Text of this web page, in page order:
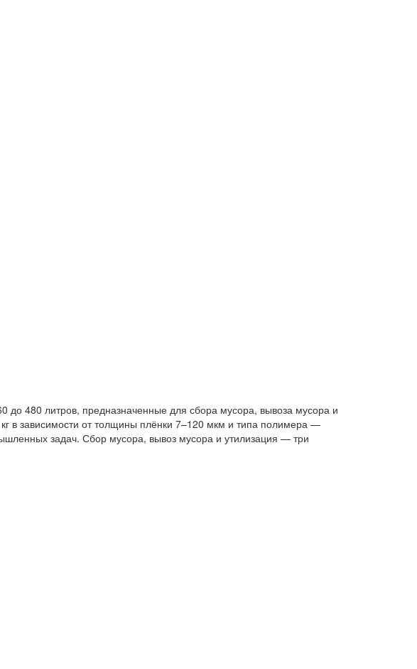
480 литров, предназначенные для сбора мусора, вывоза мусора и
в зависимости от толщины плёнки 7–120 мкм и типа полимера —
задач. Сбор мусора, вывоз мусора и утилизация — три